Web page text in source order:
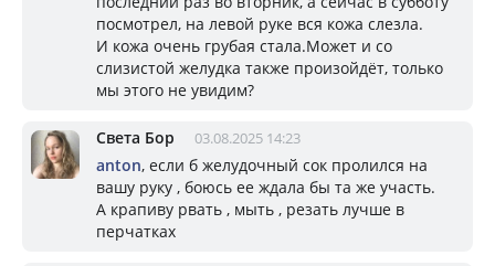
посмотрел, на левой руке вся кожа слезла.
И кожа очень грубая стала.Может и со
слизистой желудка также произойдёт, только
мы этого не увидим?
Света Бор 03.08.2025 14:23
anton, если б желудочный сок пролился на
вашу руку , боюсь ее ждала бы та же участь.
А крапиву рвать , мыть , резать лучше в
перчатках